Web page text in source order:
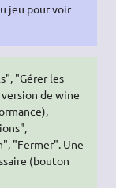
jeu pour voir
"Gérer les
de wine
"Fermer". Une
(bouton